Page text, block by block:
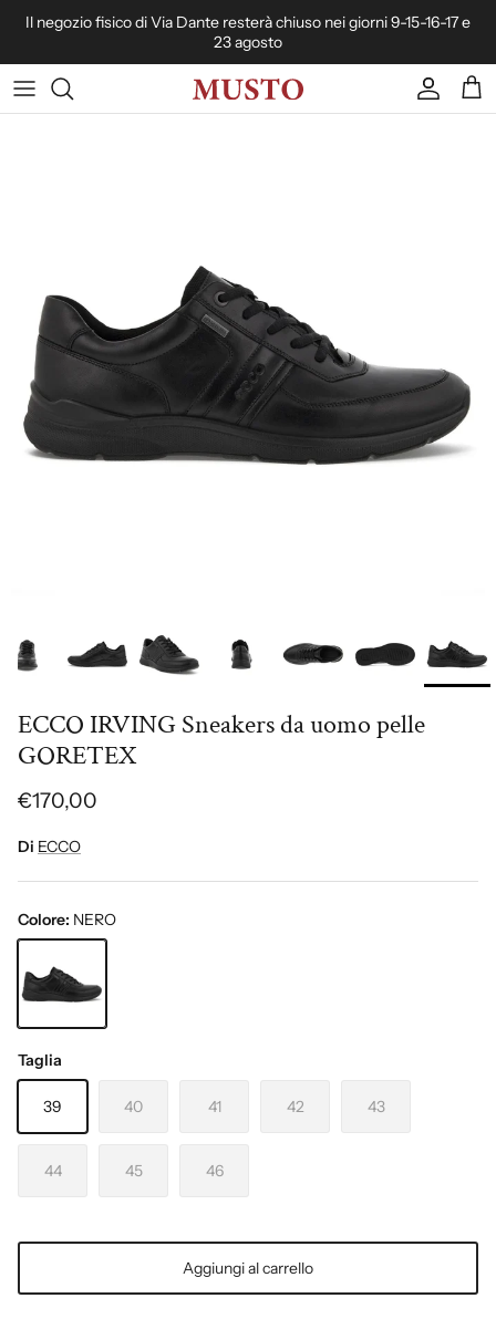
Passa ai contenuti
Il negozio fisico di Via Dante resterà chiuso nei giorni 9-15-16-17 e
23 agosto
Account
ECCO IRVING Sneakers da uomo pelle
GORETEX
€170,00
Di ECCO
Colore: NERO
Taglia
39 40 41 42 43
44 45 46
Aggiungi al carrello